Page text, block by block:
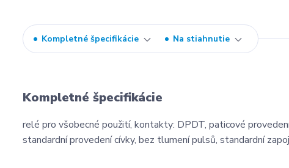
Kompletné špecifikácie Na stiahnutie
Kompletné špecifikácie
relé pro všobecné použití, kontakty: DPDT, paticové
standardní provedení cívky, bez tlumení pulsů, standardní